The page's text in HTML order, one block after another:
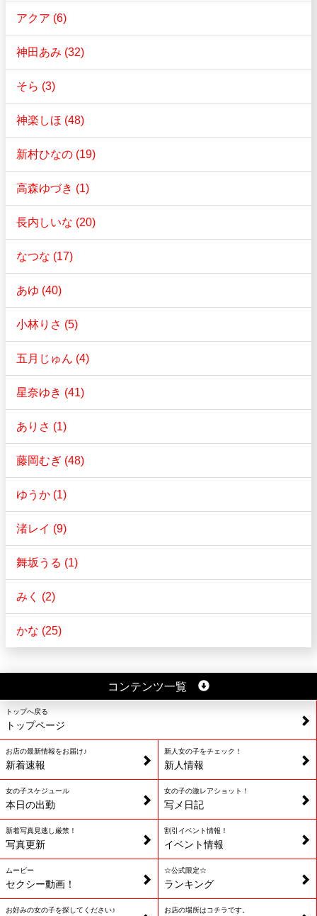
アクア (6)
神田あみ (32)
そら (3)
神楽しほ (48)
新村ひなの (19)
高森ゆづき (1)
長内しいな (20)
なつな (17)
あゆ (40)
小林りさ (5)
五月じゅん (4)
星奈ゆき (41)
ありさ (1)
藤岡むぎ (48)
ゆうか (1)
渚レイ (9)
舞坂うる (1)
みく (2)
かな (25)
コンテンツ一覧
トップへ戻る
トップページ
お店の最新情報をお届け♪
新着速報
新人女の子をチェック！
新人情報
女の子スケジュール
本日の出勤
女の子の激レアショット！
写メ日記
新着写真見逃し厳禁！
写真更新
割引イベント情報！
イベント情報
ムービー
セクシー動画！
☆公式限定☆
ランキング
お好みの女の子を探してください♪ お店の場所はコチラです。